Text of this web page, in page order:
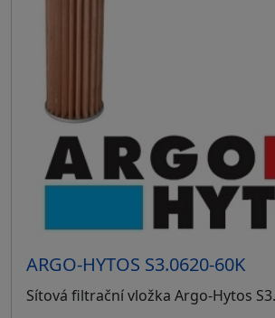
ARGO-HYTOS S3.0620-60K
Sítová filtrační vložka Argo-Hytos